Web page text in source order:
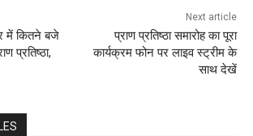
में कितने बजे
प्रतिष्ठा,
Next article
प्राण प्रतिष्ठा समारोह का पूरा
कार्यक्रम फोन पर लाइव स्ट्रीम के
साथ देखें